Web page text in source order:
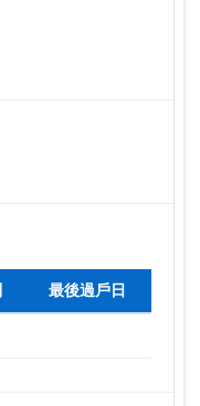
最後過戶日